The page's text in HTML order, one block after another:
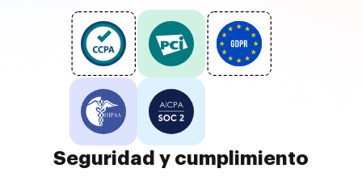
Seguridad y cumplimiento